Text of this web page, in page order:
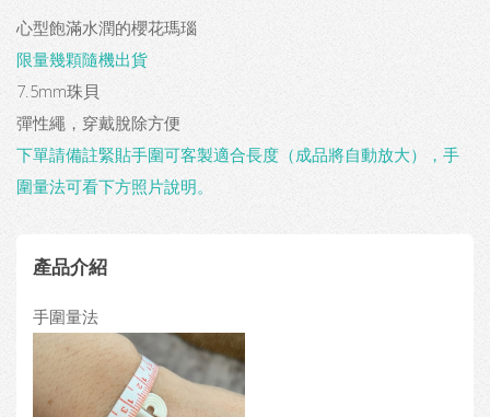
心型飽滿水潤的櫻花瑪瑙
限量幾顆隨機出貨
7.5mm珠貝
彈性繩，穿戴脫除方便
下單請備註緊貼手圍可客製適合長度（成品將自動放大），手
圍量法可看下方照片說明。
產品介紹
手圍量法